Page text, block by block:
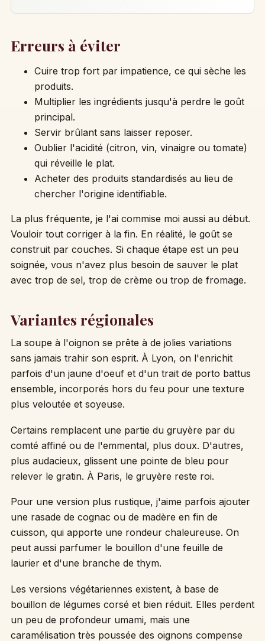
Erreurs à éviter
Cuire trop fort par impatience, ce qui sèche les
produits.
Multiplier les ingrédients jusqu'à perdre le goût
principal.
Servir brûlant sans laisser reposer.
Oublier l'acidité (citron, vin, vinaigre ou tomate)
qui réveille le plat.
Acheter des produits standardisés au lieu de
chercher l'origine identifiable.
La plus fréquente, je l'ai commise moi aussi au début.
Vouloir tout corriger à la fin. En réalité, le goût se
construit par couches. Si chaque étape est un peu
soignée, vous n'avez plus besoin de sauver le plat
avec trop de sel, trop de crème ou trop de fromage.
Variantes régionales
La soupe à l'oignon se prête à de jolies variations
sans jamais trahir son esprit. À Lyon, on l'enrichit
parfois d'un jaune d'oeuf et d'un trait de porto battus
ensemble, incorporés hors du feu pour une texture
plus veloutée et soyeuse.
Certains remplacent une partie du gruyère par du
comté affiné ou de l'emmental, plus doux. D'autres,
plus audacieux, glissent une pointe de bleu pour
relever le gratin. À Paris, le gruyère reste roi.
Pour une version plus rustique, j'aime parfois ajouter
une rasade de cognac ou de madère en fin de
cuisson, qui apporte une rondeur chaleureuse. On
peut aussi parfumer le bouillon d'une feuille de
laurier et d'une branche de thym.
Les versions végétariennes existent, à base de
bouillon de légumes corsé et bien réduit. Elles perdent
un peu de profondeur umami, mais une
caramélisation très poussée des oignons compense